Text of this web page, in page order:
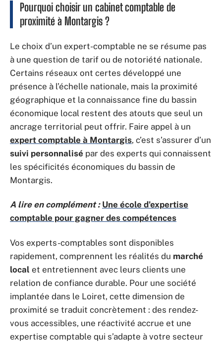
Pourquoi choisir un cabinet comptable de
proximité à Montargis ?
Le choix d’un expert-comptable ne se résume pas
à une question de tarif ou de notoriété nationale.
Certains réseaux ont certes développé une
présence à l’échelle nationale, mais la proximité
géographique et la connaissance fine du bassin
économique local restent des atouts que seul un
ancrage territorial peut offrir. Faire appel à un
expert comptable à Montargis, c’est s’assurer d’un
suivi personnalisé par des experts qui connaissent
les spécificités économiques du bassin de
Montargis.
A lire en complément : Une école d'expertise
comptable pour gagner des compétences
Vos experts-comptables sont disponibles
rapidement, comprennent les réalités du marché
local et entretiennent avec leurs clients une
relation de confiance durable. Pour une société
implantée dans le Loiret, cette dimension de
proximité se traduit concrètement : des rendez-
vous accessibles, une réactivité accrue et une
expertise comptable qui s’adapte à votre secteur